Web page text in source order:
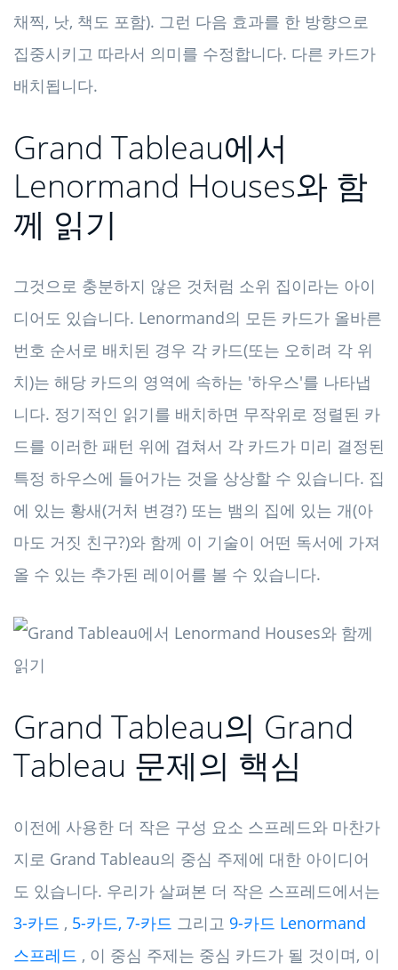
채찍, 낫, 책도 포함). 그런 다음 효과를 한 방향으로
집중시키고 따라서 의미를 수정합니다. 다른 카드가
배치됩니다.
Grand Tableau에서
Lenormand Houses와 함
께 읽기
그것으로 충분하지 않은 것처럼 소위 집이라는 아이
디어도 있습니다. Lenormand의 모든 카드가 올바른
번호 순서로 배치된 경우 각 카드(또는 오히려 각 위
치)는 해당 카드의 영역에 속하는 '하우스'를 나타냅
니다. 정기적인 읽기를 배치하면 무작위로 정렬된 카
드를 이러한 패턴 위에 겹쳐서 각 카드가 미리 결정된
특정 하우스에 들어가는 것을 상상할 수 있습니다. 집
에 있는 황새(거처 변경?) 또는 뱀의 집에 있는 개(아
마도 거짓 친구?)와 함께 이 기술이 어떤 독서에 가져
올 수 있는 추가된 레이어를 볼 수 있습니다.
Grand Tableau의 Grand
Tableau 문제의 핵심
이전에 사용한 더 작은 구성 요소 스프레드와 마찬가
지로 Grand Tableau의 중심 주제에 대한 아이디어
도 있습니다. 우리가 살펴본 더 작은 스프레드에서는
3-카드 , 5-카드, 7-카드 그리고 9-카드 Lenormand
스프레드 , 이 중심 주제는 중심 카드가 될 것이며, 이